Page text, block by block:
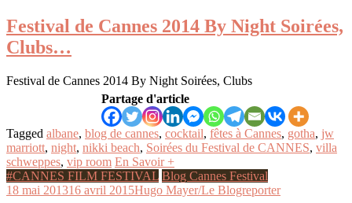
Festival de Cannes 2014 By Night Soirées,
Clubs…
Festival de Cannes 2014 By Night Soirées, Clubs
Partage d'article
Tagged albane, blog de cannes, cocktail, fêtes à Cannes, gotha, jw
marriott, night, nikki beach, Soirées du Festival de CANNES, villa
schweppes, vip room En Savoir +
#CANNES FILM FESTIVAL Blog Cannes Festival
18 mai 201316 avril 2015Hugo Mayer/Le Blogreporter